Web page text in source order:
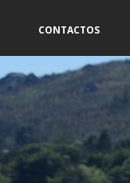
CONTACTOS